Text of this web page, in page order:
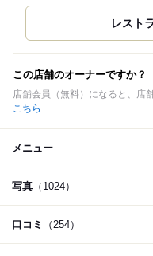
この店舗のオーナーですか？
店舗会員（無料）になると、店
こちら
メニュー
写真 （1024）
口コミ （254）